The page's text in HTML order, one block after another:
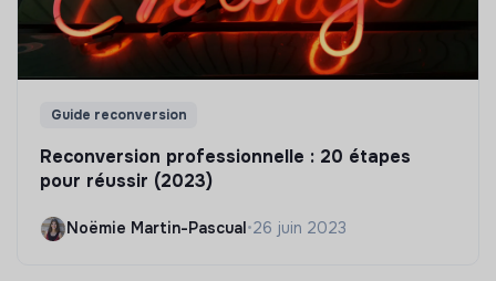
Guide reconversion
Reconversion professionnelle : 20 étapes
pour réussir (2023)
Noëmie Martin-Pascual •26 juin 2023